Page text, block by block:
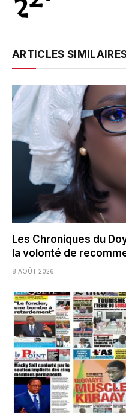
ARTICLES
Les Chroniques du
la volonté de
8 AOÛT 2026